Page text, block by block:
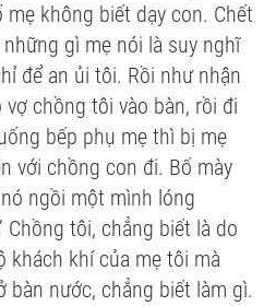
không biết dạy con. Chết
gì mẹ nói là suy nghĩ
để an ủi tôi. Rồi như nhận
chồng tôi vào bàn, rồi đi
bếp phụ mẹ thì bị mẹ
với chồng con đi. Bố mày
ngồi một mình lóng
Chồng tôi, chẳng biết là do
khách khí của mẹ tôi mà
bàn nước, chẳng biết làm gì.